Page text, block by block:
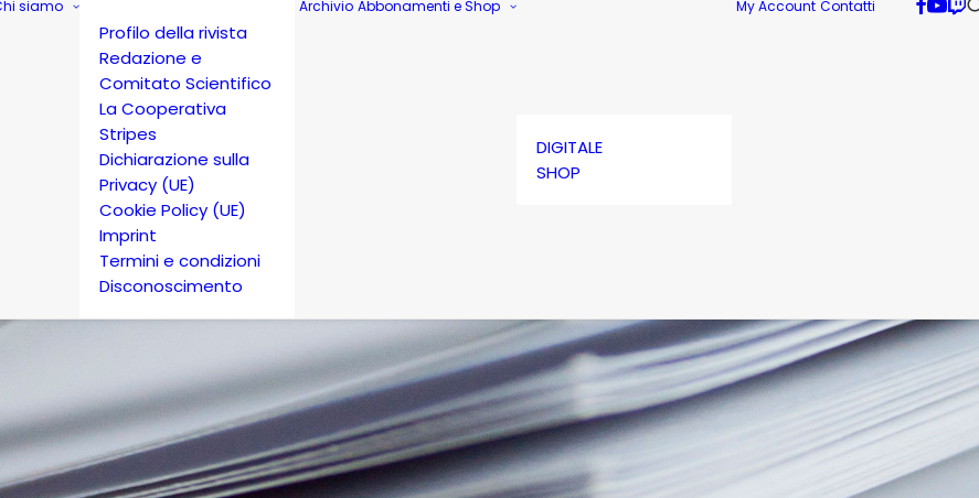
siamo
Profilo della rivista
Redazione e
Comitato Scientifico
La Cooperativa
Stripes
Dichiarazione sulla
Privacy (UE)
Cookie Policy (UE)
Imprint
Termini e condizioni
Disconoscimento
Archivio Abbonamenti e Shop
DIGITALE
SHOP
My Account Contatti